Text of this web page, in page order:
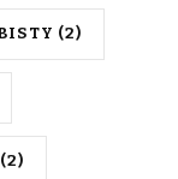
(2)
(2)